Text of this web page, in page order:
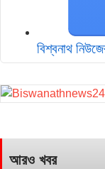
বিশ্বনাথ
আরও খবর